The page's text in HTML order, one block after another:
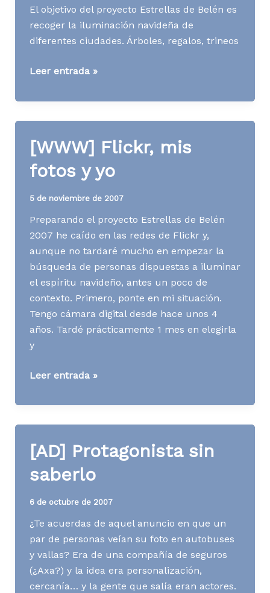
El objetivo del proyecto Estrellas de Belén es
recoger la iluminación navideña de
diferentes ciudades. Árboles, regalos, trineos
Estrellas
Belén
Leer entrada »
[WWW] Flickr, mis
fotos y yo
5 de noviembre de 2007
Preparando el proyecto Estrellas de Belén
2007 he caído en las redes de Flickr y,
aunque no tardaré mucho en empezar la
búsqueda de personas dispuestas a iluminar
el espíritu navideño, antes un poco de
contexto. Primero, ponte en mi situación.
Tengo cámara digital desde hace unos 4
años. Tardé prácticamente 1 mes en elegirla
y
[WWW]
mis
yo
Leer entrada »
[AD] Protagonista sin
saberlo
6 de octubre de 2007
¿Te acuerdas de aquel anuncio en que un
par de personas veían su foto en autobuses
y vallas? Era de una compañía de seguros
(¿Axa?) y la idea era personalización,
cercanía… y la gente que salía eran actores.